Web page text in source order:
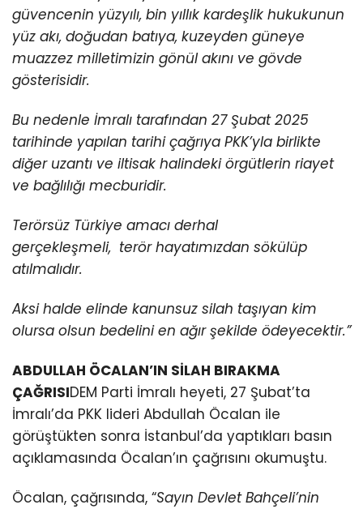
güvencenin yüzyılı, bin yıllık kardeşlik hukukunun
yüz akı, doğudan batıya, kuzeyden güneye
muazzez milletimizin gönül akını ve gövde
gösterisidir.
Bu nedenle İmralı tarafından 27 Şubat 2025
tarihinde yapılan tarihi çağrıya PKK’yla birlikte
diğer uzantı ve iltisak halindeki örgütlerin riayet
ve bağlılığı mecburidir.
Terörsüz Türkiye amacı derhal
gerçekleşmeli, terör hayatımızdan sökülüp
atılmalıdır.
Aksi halde elinde kanunsuz silah taşıyan kim
olursa olsun bedelini en ağır şekilde ödeyecektir.”
ABDULLAH ÖCALAN’IN SİLAH BIRAKMA
ÇAĞRISIDEM Parti İmralı heyeti, 27 Şubat’ta
İmralı’da PKK lideri Abdullah Öcalan ile
görüştükten sonra İstanbul’da yaptıkları basın
açıklamasında Öcalan’ın çağrısını okumuştu.
Öcalan, çağrısında, “Sayın Devlet Bahçeli’nin